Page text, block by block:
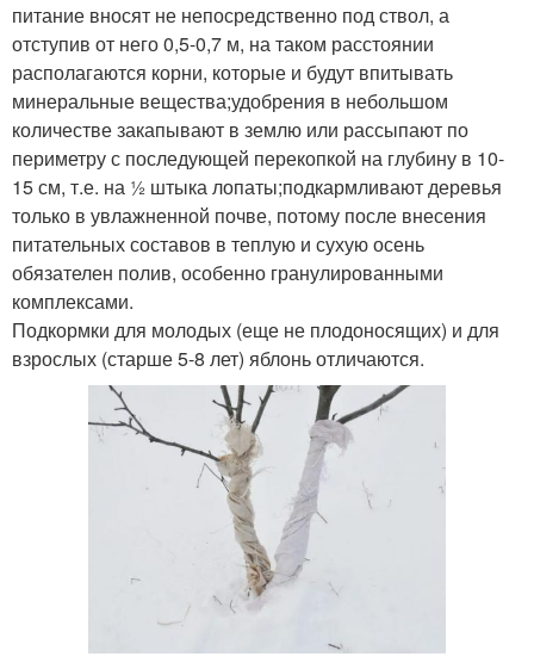
питание вносят не непосредственно под ствол, а
отступив от него 0,5-0,7 м, на таком расстоянии
располагаются корни, которые и будут впитывать
минеральные вещества;удобрения в небольшом
количестве закапывают в землю или рассыпают по
периметру с последующей перекопкой на глубину в 10-
15 см, т.е. на ½ штыка лопаты;подкармливают деревья
только в увлажненной почве, потому после внесения
питательных составов в теплую и сухую осень
обязателен полив, особенно гранулированными
комплексами.
Подкормки для молодых (еще не плодоносящих) и для
взрослых (старше 5-8 лет) яблонь отличаются.